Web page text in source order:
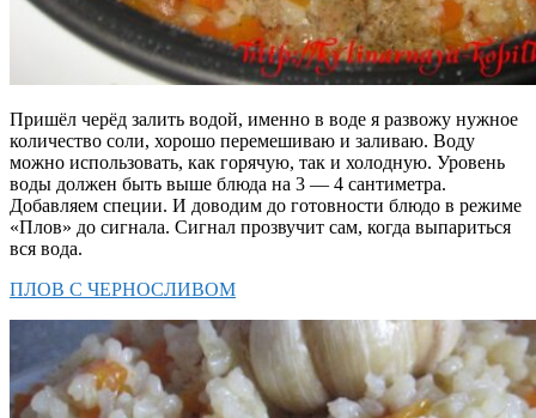
Пришёл черёд залить водой, именно в воде я развожу нужное
количество соли, хорошо перемешиваю и заливаю. Воду
можно использовать, как горячую, так и холодную. Уровень
воды должен быть выше блюда на 3 — 4 сантиметра.
Добавляем специи. И доводим до готовности блюдо в режиме
«Плов» до сигнала. Сигнал прозвучит сам, когда выпариться
вся вода.
ПЛОВ С ЧЕРНОСЛИВОМ